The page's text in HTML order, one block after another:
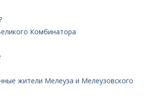
Комбинатора
жители Мелеуза и Мелеузовского